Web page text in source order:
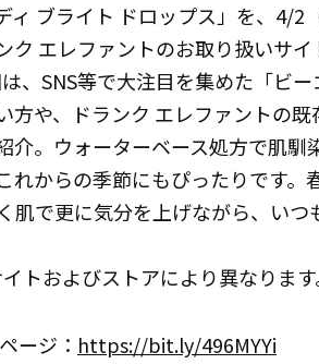
ィ ブライト ドロップス」を、4/2
ク エレファントのお取り扱いサ
、SNS等で大注目を集めた「ビ
方や、ドランク エレファントの
介。ウォーターベース処方で肌
れからの季節にもぴったりです。
肌で更に気分を上げながら、い
トおよびストアにより異なります
ージ： https://bit.ly/496MYYi